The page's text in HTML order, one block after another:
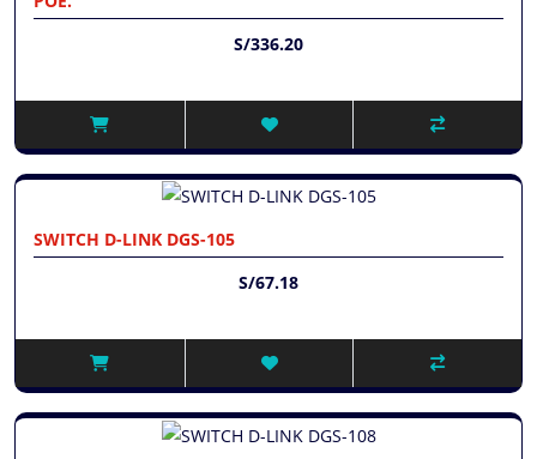
S/336.20
SWITCH D-LINK DGS-105
S/67.18